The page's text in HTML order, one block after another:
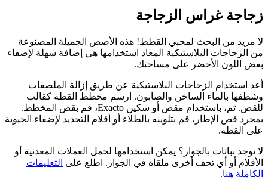
زجاجة غراس الزجاجة
لا مزيد من البحث لمحبي القطط! هذه الأصص الجميلة المصنوعة
من الزجاجات البلاستيكية المعاد استخدامها هي إضافة سهلة لإضفاء
بعض اللون الأخضر على مساحتك.
أعد استخدام الزجاجات البلاستيكية عن طريق إزالة الملصقات
وشطفها بالماء الساخن والصابون. ارسم مخطط القطة كقالب
للقص. ثم، باستخدام مقص أو سكين Exacto، قم بقص المخطط.
بمجرد قص الإطار، قم بتلوينه بالطلاء أو أقلام التحديد لإضفاء الحيوية
على القطة.
لا توجد نباتات بالجوار؟ يمكن استخدامها لحمل العملات المعدنية أو
الأقلام أو أي تحف أخرى ملقاة في الجوار. اطلع على التعليمات
الكاملة هنا.